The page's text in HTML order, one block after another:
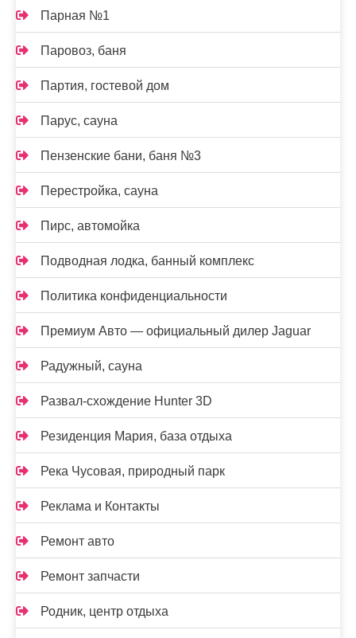
Парная №1
Паровоз, баня
Партия, гостевой дом
Парус, сауна
Пензенские бани, баня №3
Перестройка, сауна
Пирс, автомойка
Подводная лодка, банный комплекс
Политика конфиденциальности
Премиум Авто — официальный дилер Jaguar
Радужный, сауна
Развал-схождение Hunter 3D
Резиденция Мария, база отдыха
Река Чусовая, природный парк
Реклама и Контакты
Ремонт авто
Ремонт запчасти
Родник, центр отдыха